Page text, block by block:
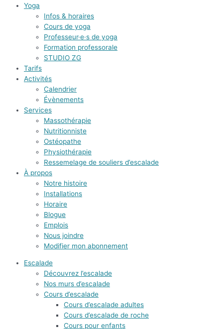
Yoga
Infos & horaires
Cours de yoga
Professeur·e·s de yoga
Formation professorale
STUDIO ZG
Tarifs
Activités
Calendrier
Évènements
Services
Massothérapie
Nutritionniste
Ostéopathe
Physiothérapie
Ressemelage de souliers d’escalade
À propos
Notre histoire
Installations
Horaire
Blogue
Emplois
Nous joindre
Modifier mon abonnement
Escalade
Découvrez l’escalade
Nos murs d’escalade
Cours d’escalade
Cours d’escalade adultes
Cours d’escalade de roche
Cours pour enfants